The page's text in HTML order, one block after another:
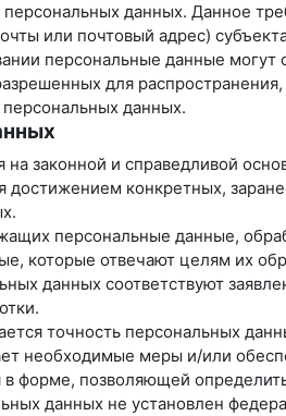
данных. Данное
или почтовый адрес)
персональные данные могут
для
данных.
законной и справедливой
достижением конкретных,
персональные данные,
которые отвечают целям их
данных соответствуют
точность персональных
необходимые меры и/или
форме, позволяющей
данных не установлен